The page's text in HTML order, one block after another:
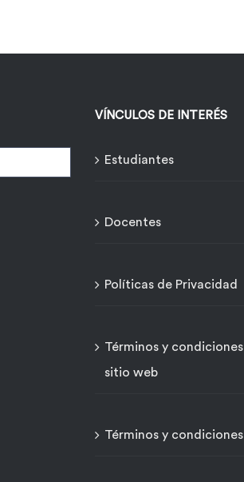
VÍNCULOS DE INTERÉS
Estudiantes
Docentes
Políticas de Privacidad
Términos y
sitio web
Términos y